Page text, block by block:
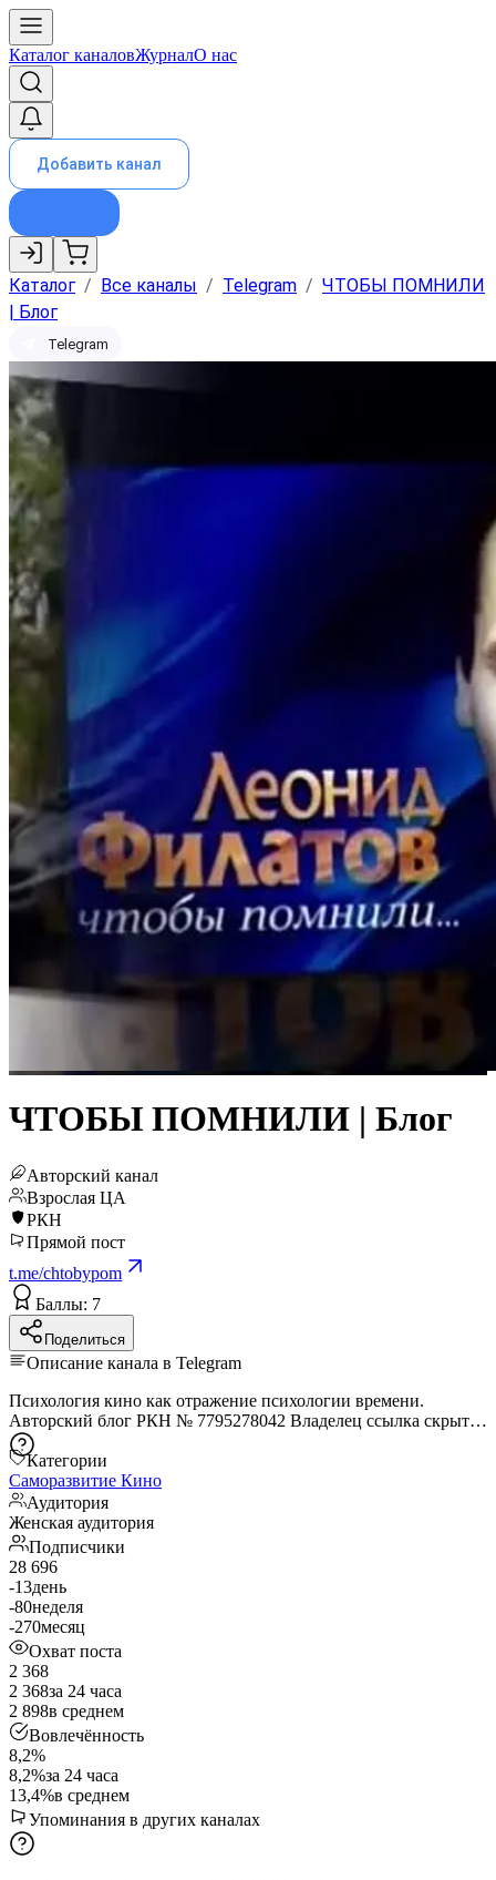
Каталог каналовЖурналО нас
Добавить канал
Каталог / Все каналы / Telegram / ЧТОБЫ ПОМНИЛИ
| Блог
Telegram
ЧТОБЫ ПОМНИЛИ | Блог
Авторский канал
Взрослая ЦА
РКН
Прямой пост
t.me/chtobypom
Баллы: 7
Поделиться
Описание канала в Telegram
Психология кино как отражение психологии времени.
Авторский блог РКН № 7795278042 Владелец ссылка скрыта
Категории
Саморазвитие Кино
Аудитория
Женская аудитория
Подписчики
28 696
-13день
-80неделя
-270месяц
Охват поста
2 368
2 368за 24 часа
2 898в среднем
Вовлечённость
8,2%
8,2%за 24 часа
13,4%в среднем
Упоминания в других каналах